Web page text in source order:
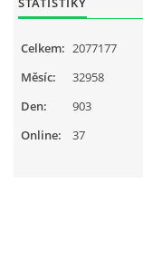
Online: 37
Celkem: 2077177
Měsíc:
32958
Den:
903